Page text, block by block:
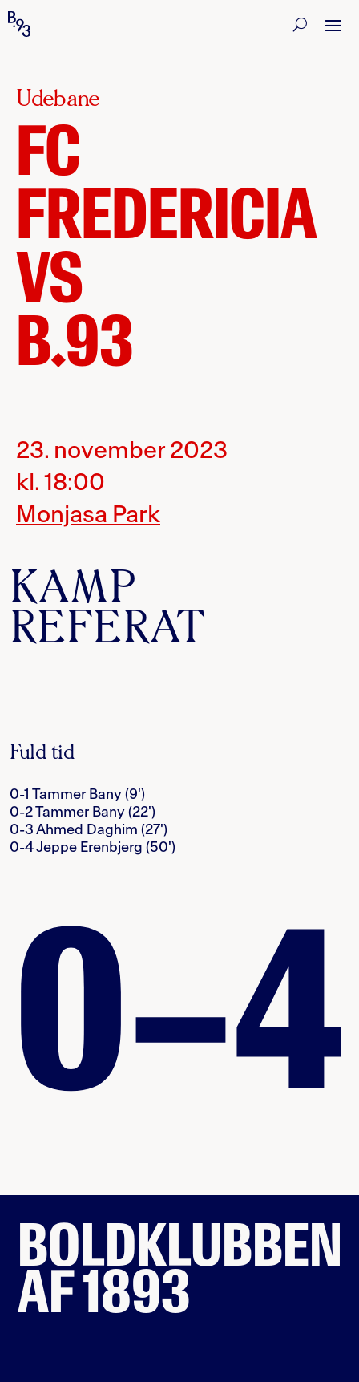
Udebane
FC
FREDERICIA
VS
B.93
23. november 2023
kl. 18:00
Monjasa Park
KAMP
REFERAT
Fuld tid
0-1 Tammer Bany (9')
0-2 Tammer Bany (22')
0-3 Ahmed Daghim (27')
0-4 Jeppe Erenbjerg (50')
0–4
BOLDKLUBBEN
AF 1893